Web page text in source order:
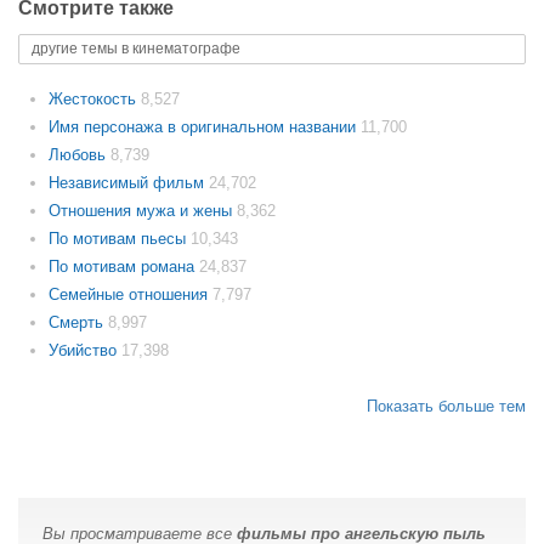
Смотрите также
другие темы в кинематографе
Жестокость 8,527
Имя персонажа в оригинальном названии 11,700
Любовь 8,739
Независимый фильм 24,702
Отношения мужа и жены 8,362
По мотивам пьесы 10,343
По мотивам романа 24,837
Семейные отношения 7,797
Смерть 8,997
Убийство 17,398
Показать больше тем
Вы просматриваете все фильмы про ангельскую пыль